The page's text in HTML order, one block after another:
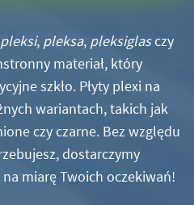
pleksi, pleksa, pleksiglasczy
materiał, który
szkło. Płyty plexi na
wariantach, takich jak
czy czarne. Bez względu
dostarczymy
miarę Twoich oczekiwań!